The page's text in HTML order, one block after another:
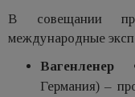
В совещании
международные
Вагенленер
Германия) –